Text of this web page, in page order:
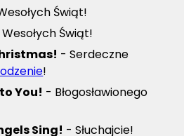
Świąt!
Świąt!
- Serdeczne
!
You! - Błogosławionego
Sing! - Słuchajcie!